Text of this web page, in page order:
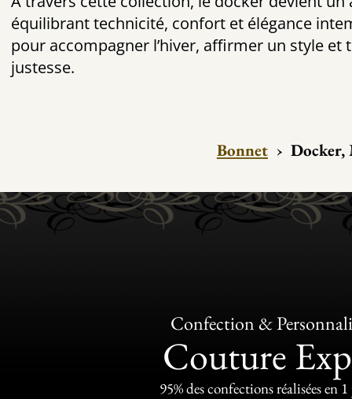
équilibrant technicité, confort et élégance
pour accompagner l’hiver, affirmer un style et
justesse.
Bonnet ›
Confection &
Couture
95% des confections réalisées en